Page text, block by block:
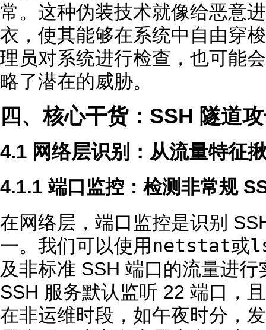
常。这种伪装技术就像给恶意
衣，使其能够在系统中自由穿
理员对系统进行检查，也可能
略了潜在的威胁。
四、核心干货：SSH 隧道
4.1 网络层识别：从流量特征
4.1.1 端口监控：检测非常规
在网络层，端口监控是识别
一。我们可以使用 netstat或
及非标准 SSH 端口的流量进
SSH 服务默认监听 22 端口，
在非运维时段，如午夜时分，